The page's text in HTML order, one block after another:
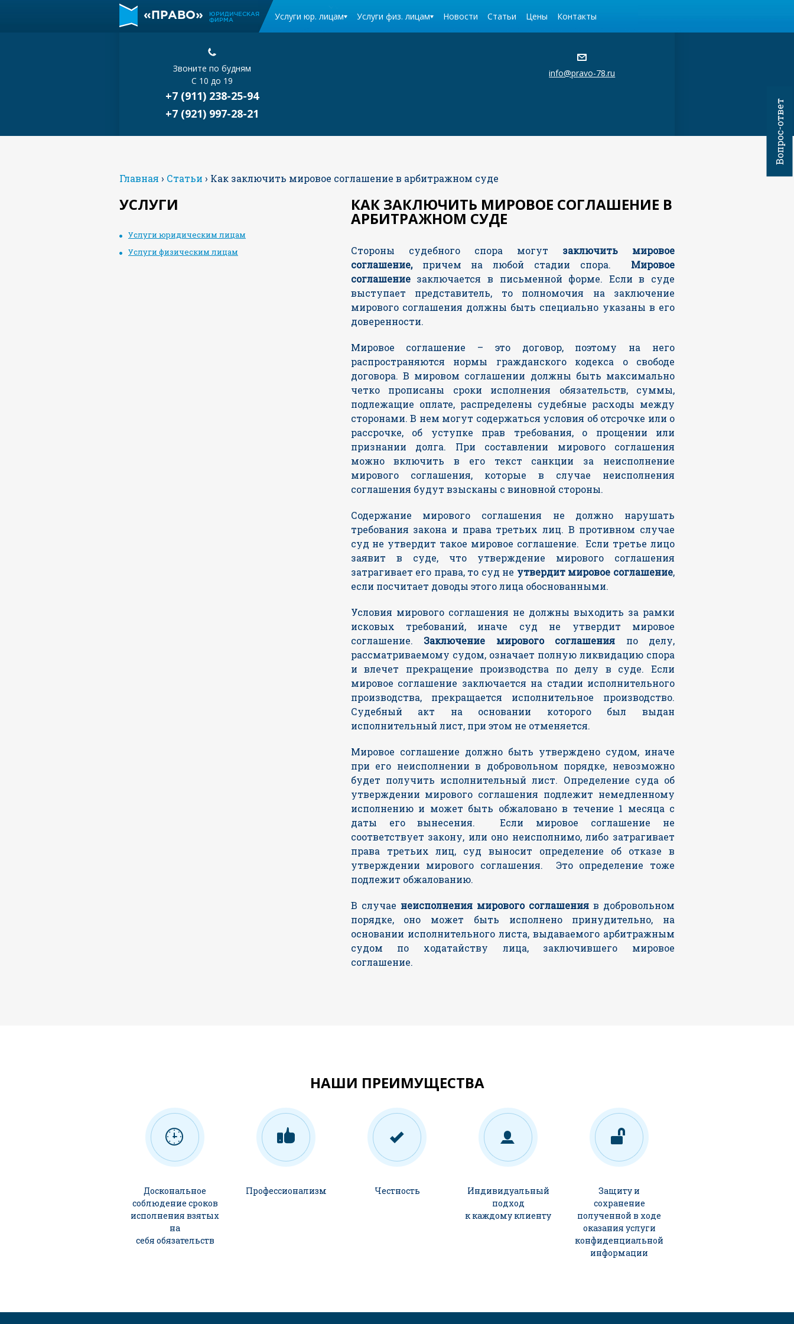
«ПРАВО»
ЮРИДИЧЕСКАЯ
ФИРМА
Услуги юр. лицам Услуги физ. лицам Новости Статьи Цены Контакты
Звоните по будням
С 10 до 19
+7 (911) 238-25-94
+7 (921) 997-28-21
info@pravo-78.ru
Главная › Статьи › Как заключить мировое соглашение в арбитражном суде
УСЛУГИ
Услуги юридическим лицам
Услуги физическим лицам
КАК ЗАКЛЮЧИТЬ МИРОВОЕ СОГЛАШЕНИЕ В
АРБИТРАЖНОМ СУДЕ
Стороны судебного спора могут заключить мировое
соглашение, причем на любой стадии спора. Мировое
соглашениезаключается в письменной форме. Если в суде
выступает представитель, то полномочия на заключение
мирового соглашения должны быть специально указаны в его
доверенности.
Мировое соглашение – это договор, поэтому на него
распространяются нормы гражданского кодекса о свободе
договора. В мировом соглашении должны быть максимально
четко прописаны сроки исполнения обязательств, суммы,
подлежащие оплате, распределены судебные расходы между
сторонами. В нем могут содержаться условия об отсрочке или о
рассрочке, об уступке прав требования, о прощении или
признании долга. При составлении мирового соглашения
можно включить в его текст санкции за неисполнение
мирового соглашения, которые в случае неисполнения
соглашения будут взысканы с виновной стороны.
Содержание мирового соглашения не должно нарушать
требования закона и права третьих лиц. В противном случае
суд не утвердит такое мировое соглашение. Если третье лицо
заявит в суде, что утверждение мирового соглашения
затрагивает его права, то суд не утвердит мировое соглашение,
если посчитает доводы этого лица обоснованными.
Условия мирового соглашения не должны выходить за рамки
исковых требований, иначе суд не утвердит мировое
соглашение. Заключение мирового соглашения по делу,
рассматриваемому судом, означает полную ликвидацию спора
и влечет прекращение производства по делу в суде. Если
мировое соглашение заключается на стадии исполнительного
производства, прекращается исполнительное производство.
Судебный акт на основании которого был выдан
исполнительный лист, при этом не отменяется.
Мировое соглашение должно быть утверждено судом, иначе
при его неисполнении в добровольном порядке, невозможно
будет получить исполнительный лист. Определение суда об
утверждении мирового соглашения подлежит немедленному
исполнению и может быть обжаловано в течение 1 месяца с
даты его вынесения. Если мировое соглашение не
соответствует закону, или оно неисполнимо, либо затрагивает
права третьих лиц, суд выносит определение об отказе в
утверждении мирового соглашения. Это определение тоже
подлежит обжалованию.
В случае неисполнения мирового соглашенияв добровольном
порядке, оно может быть исполнено принудительно, на
основании исполнительного листа, выдаваемого арбитражным
судом по ходатайству лица, заключившего мировое
соглашение.
НАШИ ПРЕИМУЩЕСТВА
Доскональное
соблюдение сроков
исполнения взятых
на
себя обязательств
Профессионализм Честность
Индивидуальный
подход
к каждому клиенту
Защиту и
сохранение
полученной в ходе
оказания услуги
конфиденциальной
информации
Вопрос-ответ